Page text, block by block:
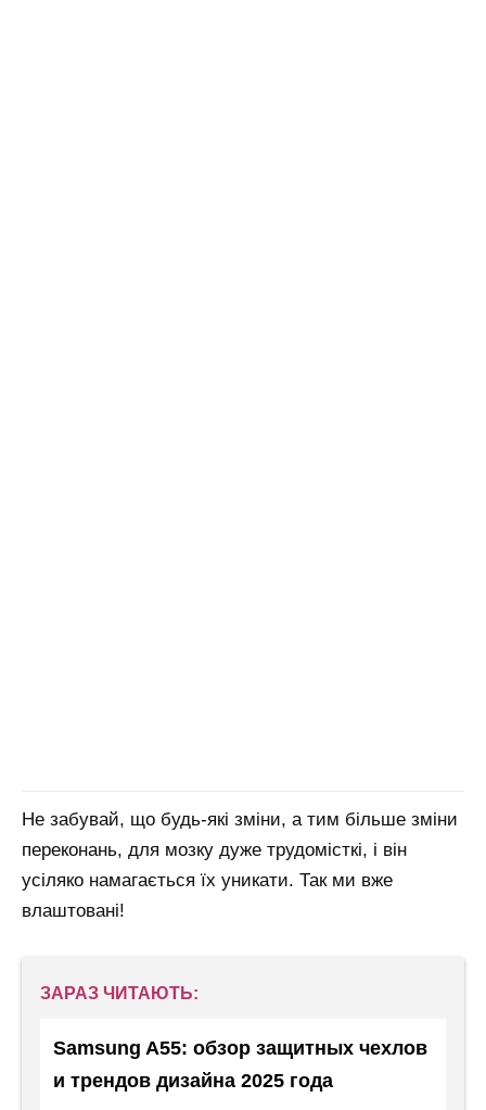
Не забувай, що будь-які зміни, а тим більше зміни
переконань, для мозку дуже трудомісткі, і він
усіляко намагається їх уникати. Так ми вже
влаштовані!
ЗАРАЗ ЧИТАЮТЬ:
Samsung A55: обзор защитных чехлов
и трендов дизайна 2025 года